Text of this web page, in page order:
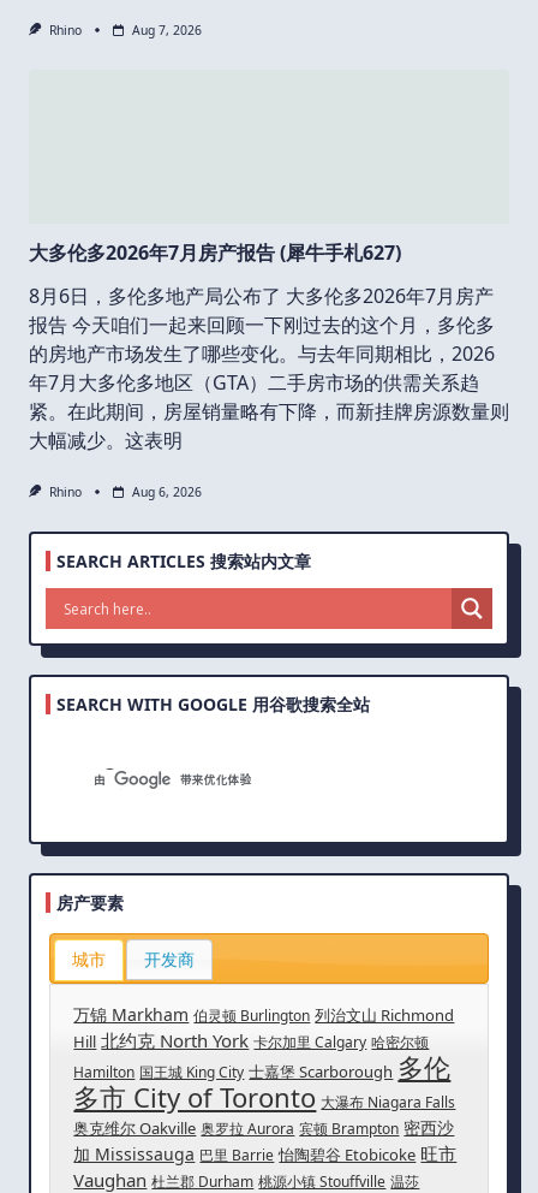
Rhino Aug 7, 2026
大多伦多2026年7月房产报告 (犀牛手札627)
8月6日，多伦多地产局公布了 大多伦多2026年7月房产
报告 今天咱们一起来回顾一下刚过去的这个月，多伦多
的房地产市场发生了哪些变化。与去年同期相比，2026
年7月大多伦多地区（GTA）二手房市场的供需关系趋
紧。在此期间，房屋销量略有下降，而新挂牌房源数量则
大幅减少。这表明
Rhino Aug 6, 2026
SEARCH ARTICLES 搜索站内文章
SEARCH WITH GOOGLE 用谷歌搜索全站
房产要素
城市 开发商
万锦 Markham 伯灵顿 Burlington 列治文山 Richmond
Hill 北约克 North York 卡尔加里 Calgary 哈密尔顿
Hamilton 国王城 King City 士嘉堡 Scarborough 多伦
多市 City of Toronto 大瀑布 Niagara Falls
奥克维尔 Oakville 奥罗拉 Aurora 宾顿 Brampton 密西沙
加 Mississauga 巴里 Barrie 怡陶碧谷 Etobicoke 旺市
Vaughan 杜兰郡 Durham 桃源小镇 Stouffville 温莎